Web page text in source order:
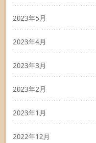
2023年5月
2023年4月
2023年3月
2023年2月
2023年1月
2022年12月